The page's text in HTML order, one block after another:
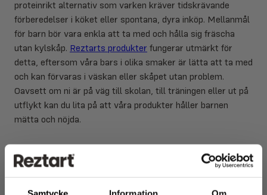
proteinrikt alternativ som varken kräver tidskrävande
förberedelser i köket eller spontana, dyra inköp. Mellanmål
för barn bör vara enkla att ta med och hålla sig fräscha
utan kylskåp. Reztarts produkter fungerar utmärkt för
detta, eftersom våra bars i olika smaker är lätta att ta med
och kan förvaras i väskan eller skåpet utan problem.
Oavsett om ni är på väg till skolan, till träningen eller ut på
utflykt kan du lita på att våra produkter håller barnen
mätta och nöjda.
Nyttiga och snabba mellanmål
för barn